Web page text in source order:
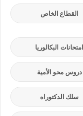
القطاع الخاص
امتحانات البكالوريا
دروس محو الأمية
سلك الدكتوراه